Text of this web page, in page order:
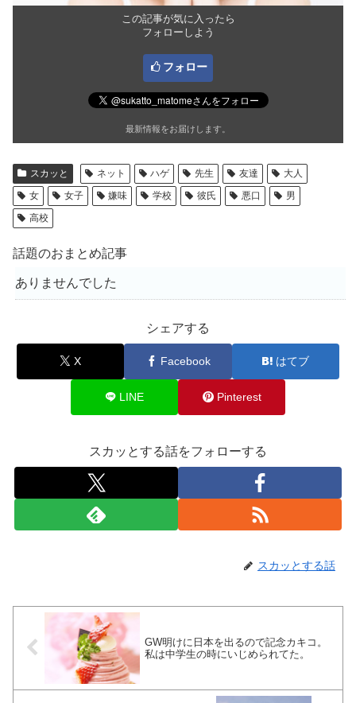
この記事が気に入ったら
フォローしよう
フォロー
最新情報をお届けします。
スカッと ネット ハゲ 先生 友達
大人
女
女子 嫌味 学校 彼氏 悪口
男
高校
話題のおまとめ記事
ありませんでした
シェアする
X Facebook はてブ
LINE Pinterest
スカッとする話をフォローする
スカッとする話
GW明けに日本を出るので記念カキコ。
私は中学生の時にいじめられてた。